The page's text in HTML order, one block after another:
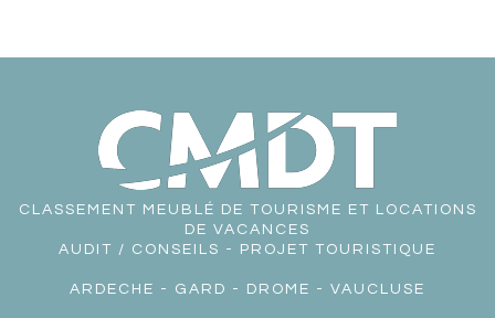
CLASSEMENT MEUBLÉ DE TOURISME ET LOCATIONS
DE VACANCES
AUDIT / CONSEILS - PROJET TOURISTIQUE
ARDECHE - GARD - DROME - VAUCLUSE